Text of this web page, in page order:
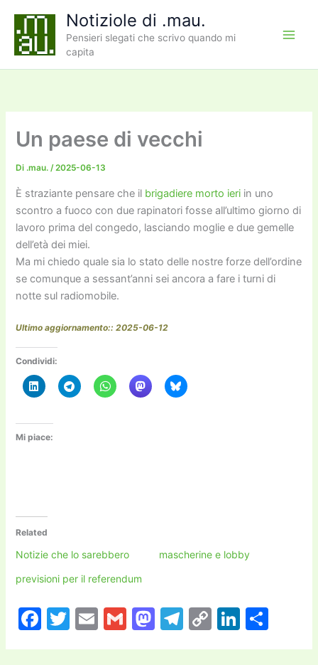
contenuto
Notiziole di .mau.
Pensieri slegati che scrivo quando mi
capita
Un paese di vecchi
Di .mau./2025-06-13
È straziante pensare che il brigadiere morto ieri in uno
scontro a fuoco con due rapinatori fosse all’ultimo giorno di
lavoro prima del congedo, lasciando moglie e due gemelle
dell’età dei miei.
Ma mi chiedo quale sia lo stato delle nostre forze dell’ordine
se comunque a sessant’anni sei ancora a fare i turni di
notte sul radiomobile.
Ultimo aggiornamento:: 2025-06-12
Condividi:
Mi piace:
Related
Notizie che lo sarebbero
mascherine e lobby
previsioni per il referendum
F
T
E
G
M T
C
Li